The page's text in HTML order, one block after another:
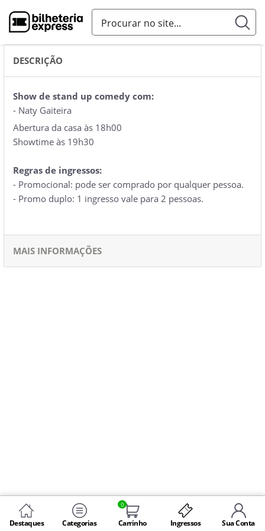
Destaques Categorias
0
Carrinho Ingressos Sua Conta
DESCRIÇÃO
Show de stand up comedy com:
- Naty Gaiteira
Abertura da casa às 18h00
Showtime às 19h30
Regras de ingressos:
- Promocional: pode ser comprado por qualquer pessoa.
- Promo duplo: 1 ingresso vale para 2 pessoas.
MAIS INFORMAÇÕES